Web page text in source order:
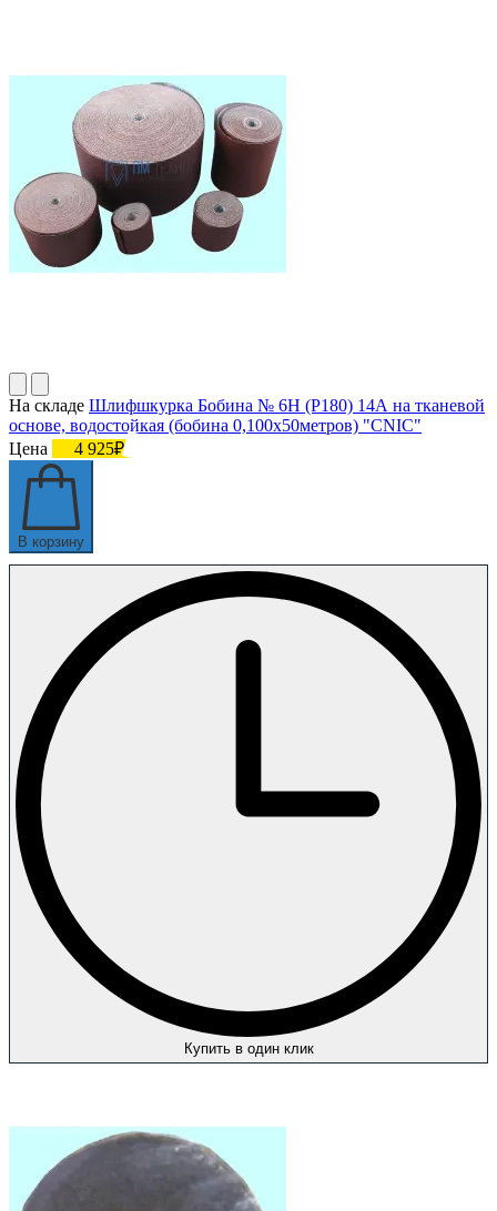
На складе Шлифшкурка Бобина № 6Н (P180) 14А на тканевой
основе, водостойкая (бобина 0,100х50метров) "CNIC"
Цена
4 925₽
В корзину
Купить в один клик